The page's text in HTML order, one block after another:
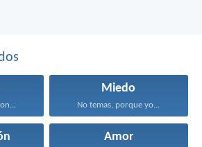
Miedo
No temas, porque yo...
Amor